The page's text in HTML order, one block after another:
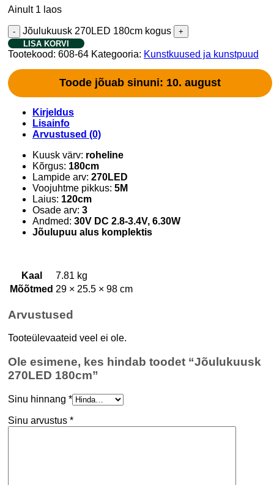
Ainult 1 laos
Jõulukuusk 270LED 180cm kogus
LISA KORVI
Tootekood: 608-64 Kategooria: Kunstkuused ja kunstpuud
Toode jõuab sinuni: 10. august
Kirjeldus
Lisainfo
Arvustused (0)
Kuusk värv: roheline
Kõrgus: 180cm
Lampide arv: 270LED
Voojuhtme pikkus: 5M
Laius: 120cm
Osade arv: 3
Andmed: 30V DC 2.8-3.4V, 6.30W
Jõulupuu alus komplektis
Kaal
7.81 kg
Mõõtmed 29 × 25.5 × 98 cm
Arvustused
Tooteülevaateid veel ei ole.
Ole esimene, kes hindab toodet “Jõulukuusk
270LED 180cm”
Sinu hinnang *
Sinu arvustus *